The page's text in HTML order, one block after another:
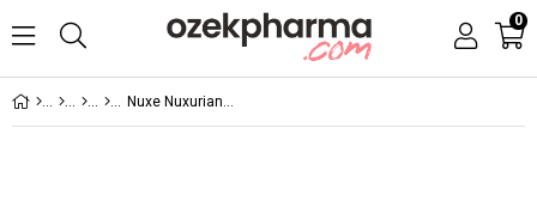
0
Nuxe Nuxuriance Ultra Replenishing Night Cream 50ml